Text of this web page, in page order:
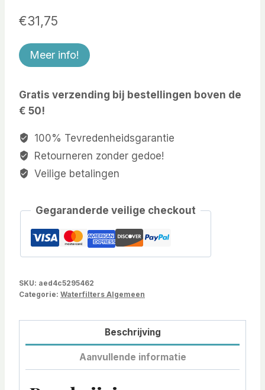
€31,75
Meer info!
Gratis verzending bij bestellingen boven de
€ 50!
100% Tevredenheidsgarantie
Retourneren zonder gedoe!
Veilige betalingen
Gegaranderde veilige checkout
SKU: aed4c5295462
Categorie: Waterfilters Algemeen
Beschrijving
Aanvullende informatie